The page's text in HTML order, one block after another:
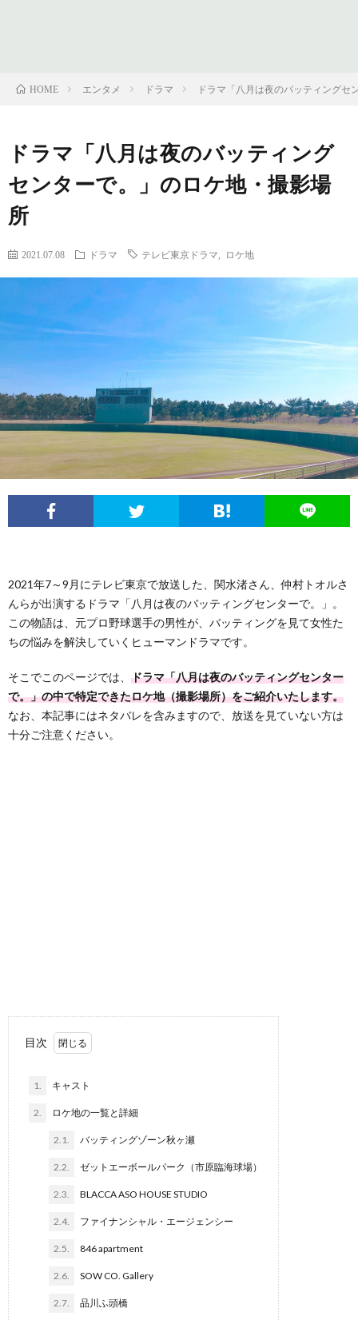
HOME エンタメ ドラマ ドラマ「八月は夜のバッティングセ
ドラマ「八月は夜のバッティング
センターで。」のロケ地・撮影場
所
2021.07.08 ドラマ テレビ東京ドラマ ロケ地
2021年7～9月にテレビ東京で放送した、関水渚さん、仲村トオルさ
んらが出演するドラマ「八月は夜のバッティングセンターで。」。
この物語は、元プロ野球選手の男性が、バッティングを見て女性た
ちの悩みを解決していくヒューマンドラマです。
そこでこのページでは、 ドラマ「八月は夜のバッティングセンター
で。」の中で特定できたロケ地（撮影場所）をご紹介いたします。
なお、本記事にはネタバレを含みますので、放送を見ていない方は
十分ご注意ください。
目次
1. キャスト
2. ロケ地の一覧と詳細
2.1. バッティングゾーン秋ヶ瀬
2.2. ゼットエーボールパーク（市原臨海球場）
2.3. BLACCA ASO HOUSE STUDIO
2.4. ファイナンシャル・エージェンシー
2.5. 846 apartment
2.6. SOW CO. Gallery
2.7. 品川ふ頭橋